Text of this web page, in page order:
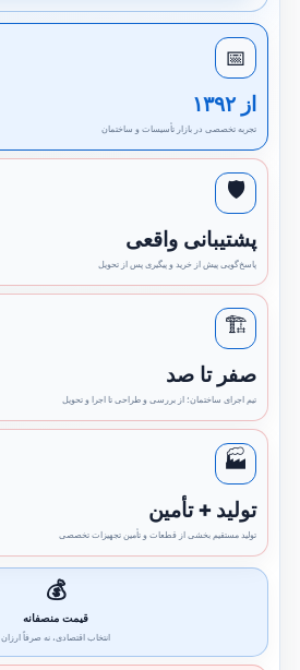
📅
از ۱۳۹۲
تجربه تخصصی در بازار تأسیسات و ساختمان
🛡️
پشتیبانی واقعی
پاسخ‌گویی پیش از خرید و پیگیری پس از تحویل
🏗️
صفر تا صد
تیم اجرای ساختمان؛ از بررسی و طراحی تا اجرا و تحویل
🏭
تولید + تأمین
تولید مستقیم بخشی از قطعات و تأمین تجهیزات تخصصی
💰
قیمت منصفانه
انتخاب اقتصادی، نه صرفاً ارزان